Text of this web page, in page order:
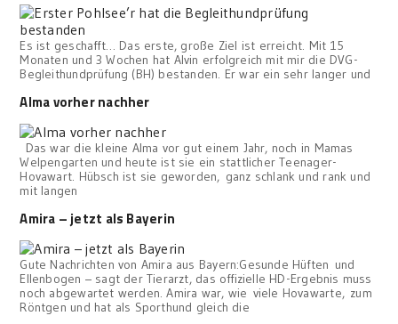
Es ist geschafft… Das erste, große Ziel ist erreicht. Mit 15
Monaten und 3 Wochen hat Alvin erfolgreich mit mir die DVG-
Begleithundprüfung (BH) bestanden. Er war ein sehr langer und
Alma vorher nachher
Das war die kleine Alma vor gut einem Jahr, noch in Mamas
Welpengarten und heute ist sie ein stattlicher Teenager-
Hovawart. Hübsch ist sie geworden, ganz schlank und rank und
mit langen
Amira – jetzt als Bayerin
Gute Nachrichten von Amira aus Bayern:Gesunde Hüften und
Ellenbogen – sagt der Tierarzt, das offizielle HD-Ergebnis muss
noch abgewartet werden. Amira war, wie viele Hovawarte, zum
Röntgen und hat als Sporthund gleich die